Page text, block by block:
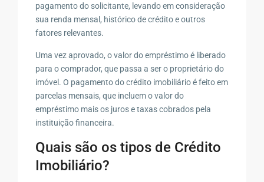
pagamento do solicitante, levando em consideração
sua renda mensal, histórico de crédito e outros
fatores relevantes.
Uma vez aprovado, o valor do empréstimo é liberado
para o comprador, que passa a ser o proprietário do
imóvel. O pagamento do crédito imobiliário é feito em
parcelas mensais, que incluem o valor do
empréstimo mais os juros e taxas cobrados pela
instituição financeira.
Quais são os tipos de Crédito
Imobiliário?